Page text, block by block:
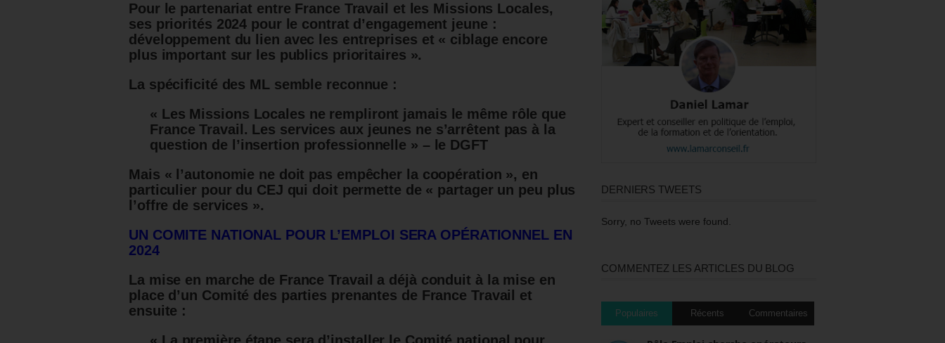
Pour le partenariat entre France Travail et les Missions Locales,
ses priorités 2024 pour le contrat d’engagement jeune :
développement du lien avec les entreprises et « ciblage encore
plus important sur les publics prioritaires ».
La spécificité des ML semble reconnue :
« Les Missions Locales ne rempliront jamais le même rôle que
France Travail. Les services aux jeunes ne s’arrêtent pas à la
question de l’insertion professionnelle » – le DGFT
Mais « l’autonomie ne doit pas empêcher la coopération », en
particulier pour du CEJ qui doit permette de « partager un peu plus
l’offre de services ».
UN COMITE NATIONAL POUR L’EMPLOI SERA OPÉRATIONNEL EN
2024
La mise en marche de France Travail a déjà conduit à la mise en
place d’un Comité des parties prenantes de France Travail et
ensuite :
DERNIERS TWEETS
Sorry, no Tweets were found.
COMMENTEZ LES ARTICLES DU BLOG
Populaires Récents Commentaires